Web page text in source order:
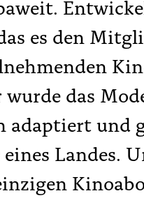
es den
das
adaptiert und
Landes.